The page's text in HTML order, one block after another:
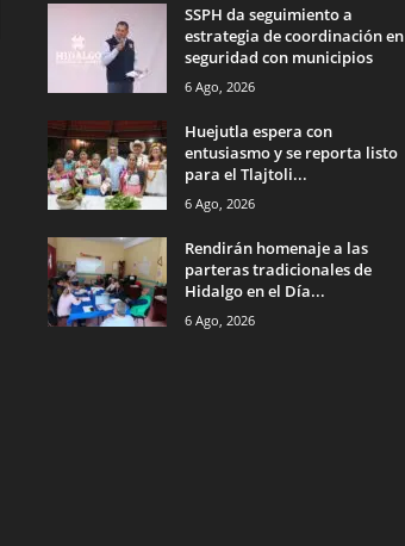
SSPH da seguimiento a
estrategia de coordinación en
seguridad con municipios
6 Ago, 2026
Huejutla espera con
entusiasmo y se reporta listo
para el Tlajtoli...
6 Ago, 2026
Rendirán homenaje a las
parteras tradicionales de
Hidalgo en el Día...
6 Ago, 2026